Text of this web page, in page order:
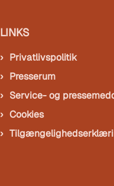
LINKS
Privatlivspolitik
Presserum
Service- og
Cookies